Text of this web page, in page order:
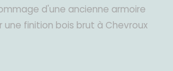
d'une ancienne armoire
une finition bois brut à Chevroux